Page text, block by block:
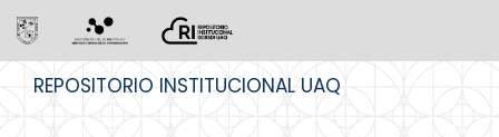
REPOSITORIO INSTITUCIONAL UAQ